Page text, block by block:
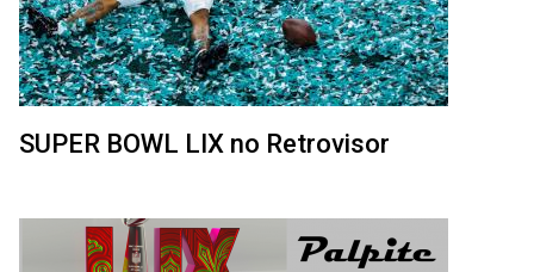
SUPER BOWL LIX no Retrovisor